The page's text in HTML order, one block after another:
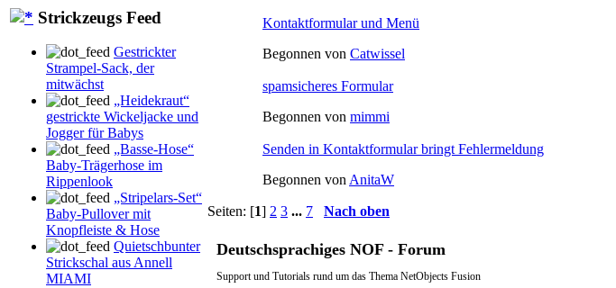
Strickzeugs Feed
Gestrickter
Strampel-Sack, der
mitwächst
„Heidekraut“
gestrickte Wickeljacke und
Jogger für Babys
„Basse-Hose“
Baby-Trägerhose im
Rippenlook
„Stripelars-Set“
Baby-Pullover mit
Knopfleiste & Hose
Quietschbunter
Strickschal aus Annell
MIAMI
Kontaktformular und Menü
Begonnen von Catwissel
spamsicheres Formular
Begonnen von mimmi
Senden in Kontaktformular bringt Fehlermeldung
Begonnen vonAnitaW
Seiten: [1] 2 3 ... 7 Nach oben
Deutschsprachiges NOF - Forum
Support und Tutorials rund um das Thema NetObjects Fusion